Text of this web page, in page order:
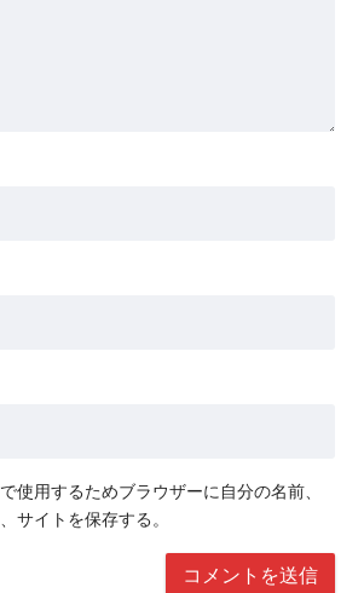
使用するためブラウザーに自分の名前、
サイトを保存する。